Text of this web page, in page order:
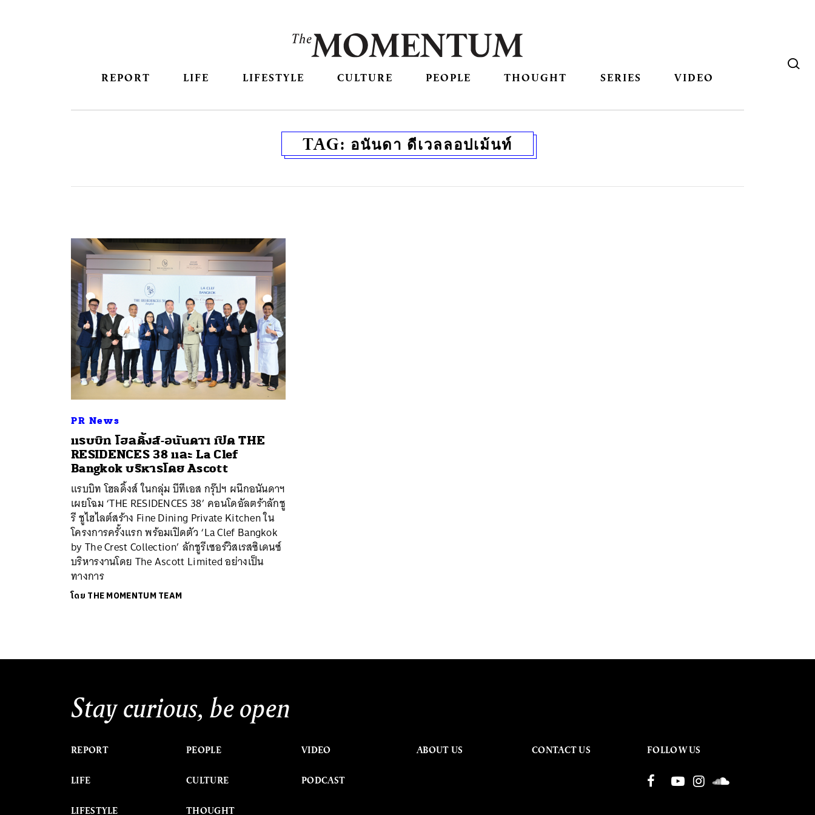
REPORT LIFE LIFESTYLE CULTURE PEOPLE THOUGHT SERIES VIDEO
TAG: อนันดา ดีเวลลอปเม้นท์
PR News
แรบบิท โฮลดิ้งส์-อนันดาฯ เปิด THE
RESIDENCES 38 และ La Clef
Bangkok บริหารโดย Ascott
แรบบิท โฮลดิ้งส์ ในกลุ่ม บีทีเอส กรุ๊ปฯ ผนึกอนันดาฯ
เผยโฉม ‘THE RESIDENCES 38’ คอนโดอัลตร้าลักชู
รี ชูไฮไลต์สร้าง Fine Dining Private Kitchen ใน
โครงการครั้งแรก พร้อมเปิดตัว ‘La Clef Bangkok
by The Crest Collection’ ลักชูรีเซอร์วิสเรสซิเดนซ์
บริหารงานโดย The Ascott Limited อย่างเป็น
ทางการ
โดย THE MOMENTUM TEAM
Stay curious, be open
REPORT
LIFE
LIFESTYLE
PEOPLE
CULTURE
THOUGHT
VIDEO
PODCAST
ABOUT US CONTACT US FOLLOW US